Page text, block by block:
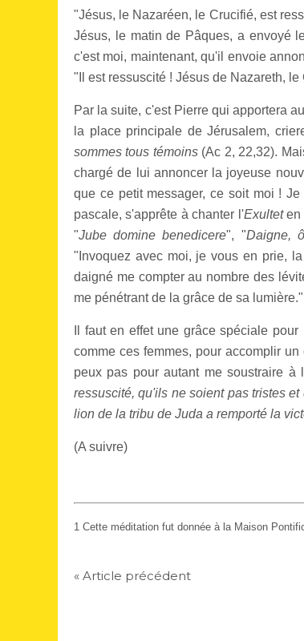
"Jésus, le Nazaréen, le Crucifié, est
Jésus, le matin de Pâques, a envoyé
c'est moi, maintenant, qu'il envoie
"Il est ressuscité ! Jésus de Nazareth,
Par la suite, c'est Pierre qui apportera
la place principale de Jérusalem,
sommes tous témoins(Ac 2, 22,32).
chargé de lui annoncer la joyeuse
que ce petit messager, ce soit moi !
pascale, s'apprête à chanter l'Exulteten
"Jube domine benedicere", "Daigne,
"Invoquez avec moi, je vous en prie,
daigné me compter au nombre des
me pénétrant de la grâce de sa lumière."
Il faut en effet une grâce spéciale
comme ces femmes, pour accomplir
peux pas pour autant me soustraire à
ressuscité, qu'ils ne soient pas tristes
lion de la tribu de Juda a remporté la
(A suivre)
1 Cette méditation fut donnée à la Maison
« Article précédent